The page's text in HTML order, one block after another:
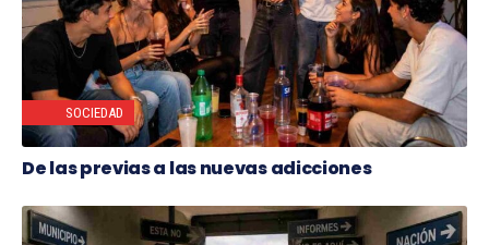
SOCIEDAD
De las previas a las nuevas adicciones